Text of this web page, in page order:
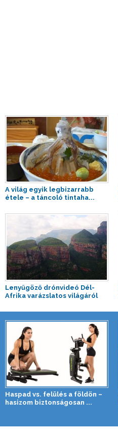
A világ egyik legbizarrabb
étele – a táncoló tintaha...
Lenyűgöző drónvideó Dél-
Afrika varázslatos világáról
Haspad vs. felülés a földön –
hasizom biztonságosan ...